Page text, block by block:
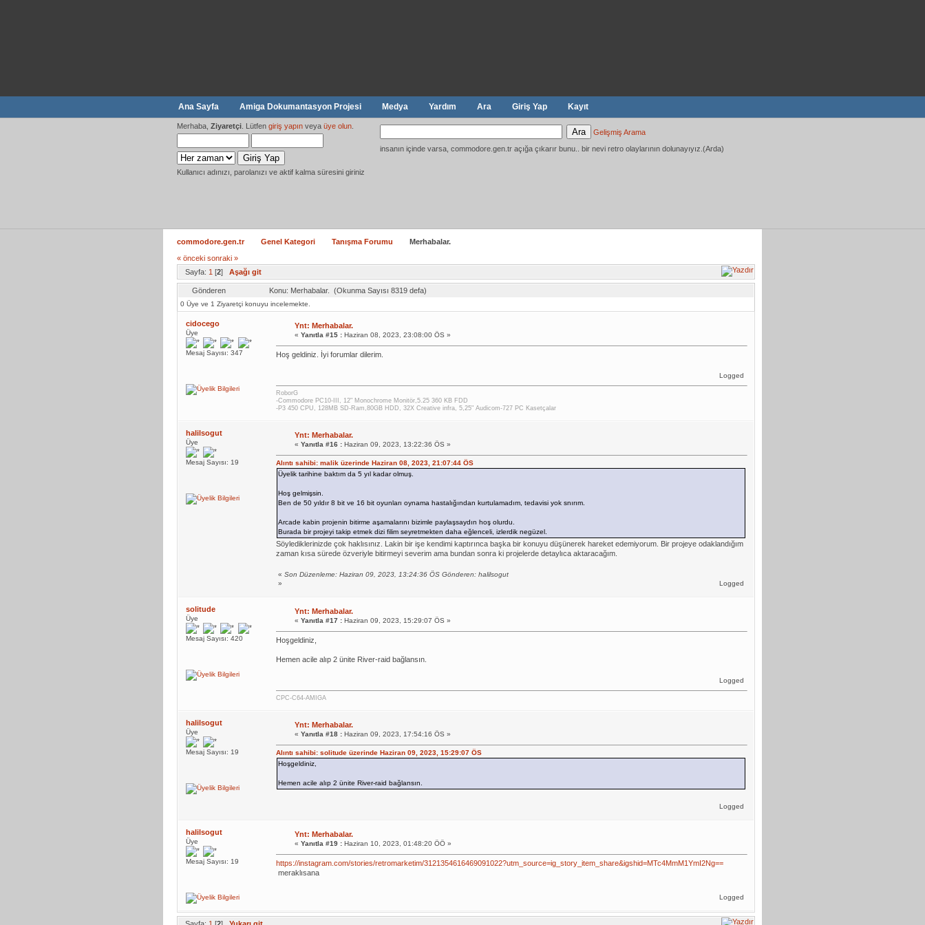
Ana Sayfa Amiga Dokumantasyon Projesi Medya Yardım Ara Giriş Yap Kayıt
Merhaba, Ziyaretçi . Lütfen giriş yapın veya üye olun
Kullanıcı adınızı, parolanızı ve aktif kalma süresini giriniz
Gelişmiş Arama
insanın içinde varsa, commodore.gen.tr açığa çıkarır bunu.. bir nevi retro olaylarının dolunayıyız.(Arda)
commodore.gen.tr Genel Kategori Tanışma Forumu
Merhabalar.
« önceki sonraki »
Sayfa: 1 [2] Aşağı git
Gönderen Konu: Merhabalar. (Okunma Sayısı 8319 defa)
0 Üye ve 1 Ziyaretçi konuyu incelemekte.
cidocego
Üye
Mesaj Sayısı: 347
Ynt: Merhabalar.
« Yanıtla #15 :Haziran 08, 2023, 23:08:00 ÖS »
Hoş geldiniz. İyi forumlar dilerim.
Logged
RoborG
-Commodore PC10-III, 12" Monochrome Monitör,5.25 360 KB FDD
-P3 450 CPU, 128MB SD-Ram,80GB HDD, 32X Creative infra, 5,25" Audicom-727 PC Kasetçalar
halilsogut
Üye
Mesaj Sayısı: 19
Ynt: Merhabalar.
« Yanıtla #16 :Haziran 09, 2023, 13:22:36 ÖS »
Alıntı sahibi: malik üzerinde Haziran 08, 2023, 21:07:44 ÖS
Üyelik tarihine baktım da 5 yıl kadar olmuş.
Hoş gelmişsin.
Ben de 50 yıldır 8 bit ve 16 bit oyunları oynama hastalığından kurtulamadım, tedavisi yok snırım.
Arcade kabin projenin bitirme aşamalarını bizimle paylaşsaydın hoş olurdu.
Burada bir projeyi takip etmek dizi filim seyretmekten daha eğlenceli, izlerdik negüzel.
Söylediklerinizde çok haklısınız. Lakin bir işe kendimi kaptırınca başka bir konuyu düşünerek hareket edemiyorum. Bir projeye odaklandığım
zaman kısa sürede özveriyle bitirmeyi severim ama bundan sonra ki projelerde detaylıca aktaracağım.
« Son Düzenleme: Haziran 09, 2023, 13:24:36 ÖS Gönderen: halilsogut
»
Logged
solitude
Üye
Mesaj Sayısı: 420
Ynt: Merhabalar.
« Yanıtla #17 :Haziran 09, 2023, 15:29:07 ÖS »
Hoşgeldiniz,
Hemen acile alıp 2 ünite River-raid bağlansın.
Logged
CPC-C64-AMIGA
halilsogut
Üye
Mesaj Sayısı: 19
Ynt: Merhabalar.
« Yanıtla #18 :Haziran 09, 2023, 17:54:16 ÖS »
Alıntı sahibi: solitude üzerinde Haziran 09, 2023, 15:29:07 ÖS
Hoşgeldiniz,
Hemen acile alıp 2 ünite River-raid bağlansın.
Logged
halilsogut
Üye
Mesaj Sayısı: 19
Ynt: Merhabalar.
« Yanıtla #19 :Haziran 10, 2023, 01:48:20 ÖÖ »
https://instagram.com/stories/retromarketim/3121354616469091022?utm_source=ig_story_item_share&igshid=MTc4MmM1YmI2Ng==
meraklısana
Logged